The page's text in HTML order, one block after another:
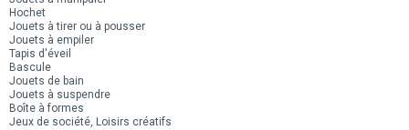
Hochet
Jouets à tirer ou à pousser
Jouets à empiler
Tapis d'éveil
Bascule
Jouets de bain
Jouets à suspendre
Boîte à formes
Jeux de société, Loisirs créatifs